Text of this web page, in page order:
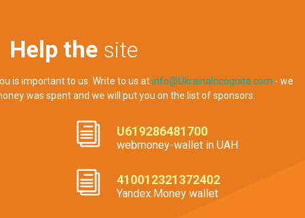
Help the site
is important to us. Write to us atinfo@UkrainaIncognita.com - we
was spent and we will put you on the list of sponsors.
U619286481700
webmoney-wallet in UAH
410012321372402
Yandex.Money wallet